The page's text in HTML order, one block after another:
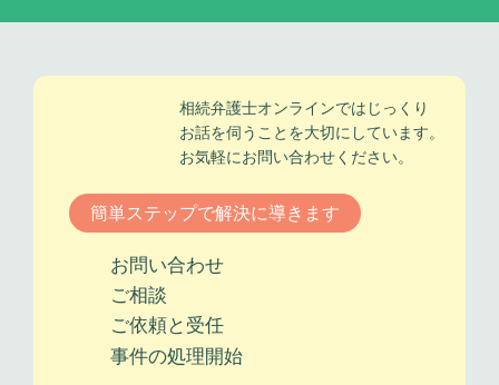
相続弁護士オンラインではじっくり
お話を伺うことを大切にしています。
お気軽にお問い合わせください。
簡単ステップで解決に導きます
お問い合わせ
ご相談
ご依頼 と受任
事件の処理開始